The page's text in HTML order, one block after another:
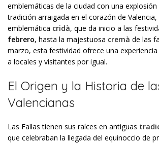
emblemáticas de la ciudad con una
tradición arraigada en el corazón de Valencia,
emblemática cridà, que da inicio a las
febrero, hasta la majestuosa cremà de las
marzo, esta festividad ofrece una
a locales y visitantes por igual.
El Origen y la Historia de
Valencianas
Las Fallas tienen sus raíces en antiguas
que celebraban la llegada del equinoccio de